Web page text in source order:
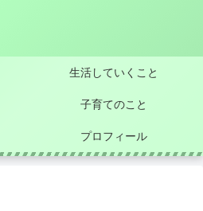
生活していくこと
子育てのこと
プロフィール